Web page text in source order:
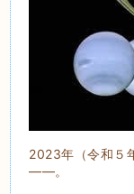
2023年（令和５
――。